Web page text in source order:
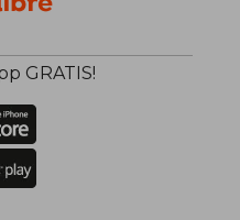
GRATIS!